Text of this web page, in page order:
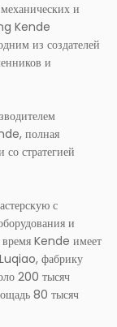
и
Kende
из создателей
и
полная
со стратегией
с
и
время Kende имеет
фабрику
200 тысяч
80 тысяч